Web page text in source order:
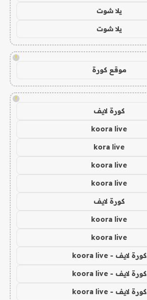
يلا شوت
يلا شوت
!
موقع كورة
!
كورة لايف
koora live
kora live
koora live
koora live
كورة لايف
koora live
koora live
كورة لايف - koora live
كورة لايف - koora live
كورة لايف - koora live